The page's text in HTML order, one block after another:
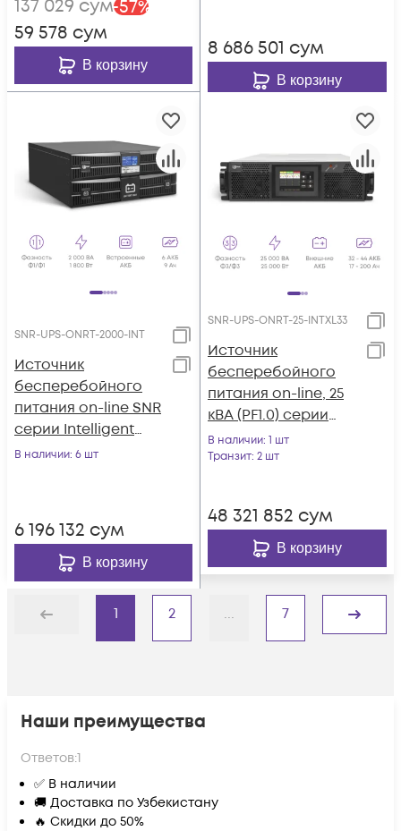
137 029 сум-57%
59 578 сум
В корзину
8 686 501 сум
В корзину
SNR-UPS-ONRT-2000-INT
Источник
бесперебойного
питания on-line SNR
серии Intelligent
2000 VA, 72VDC
В наличии: 6 шт
6 196 132 сум
В корзину
SNR-UPS-ONRT-25-INTXL33
Источник
бесперебойного
питания on-line, 25
кВА (PF1.0) серии
Intelligent
В наличии: 1 шт
Транзит: 2 шт
48 321 852 сум
В корзину
Назад
1 2 ... 7
Дальше
Наши преимущества
Ответов:1
✅ В наличии
🚚 Доставка по Узбекистану
🔥 Скидки до 50%